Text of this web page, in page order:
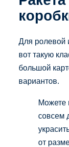
Для ролевой
вот такую
большой
вариантов.
Можете
совсем
от